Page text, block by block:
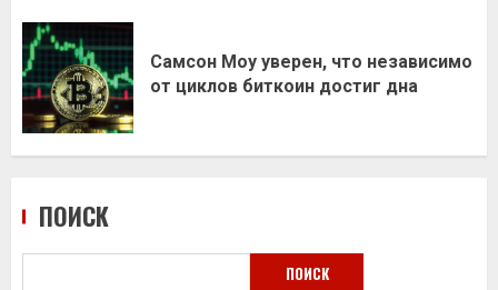
Самсон Моу уверен, что независимо
от циклов биткоин достиг дна
ПОИСК
ПОИСК